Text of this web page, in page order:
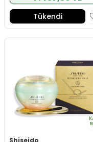
Tükendi
Shiseido